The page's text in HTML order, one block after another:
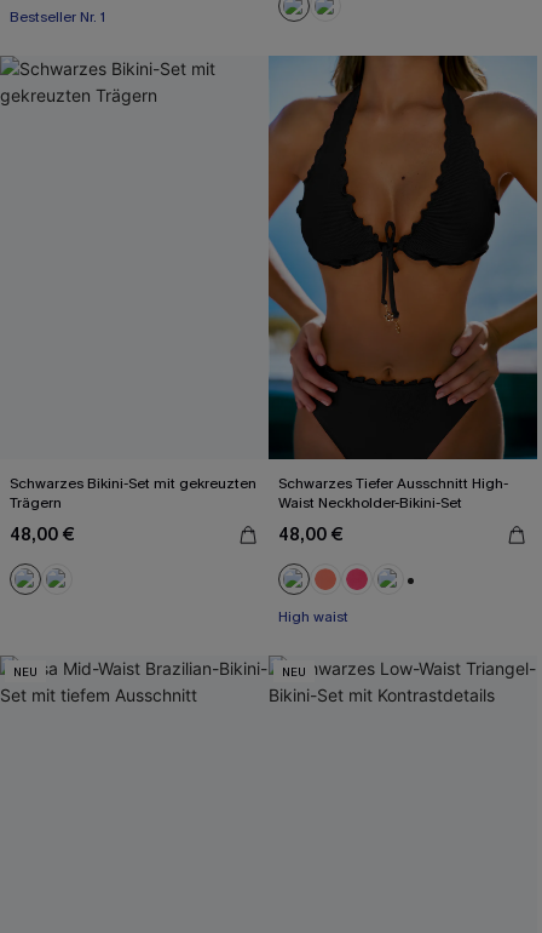
Bestseller Nr. 1
Schwarzes Bikini-Set mit gekreuzten
Trägern
48,00 €
Schwarzes Tiefer Ausschnitt High-
Waist Neckholder-Bikini-Set
48,00 €
High waist
NEU NEU